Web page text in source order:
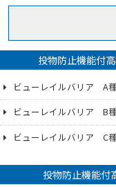
投物防止機能付
ビューレイルバリア A種
ビューレイルバリア B種
ビューレイルバリア C種
投物防止機能付